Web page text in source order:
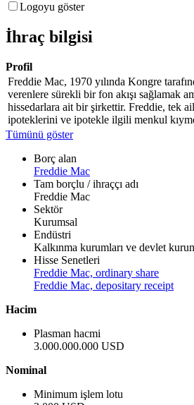
Logoyu göster
İhraç bilgisi
Profil
Freddie Mac, 1970 yılında Kongre
verenlere sürekli bir fon akışı sağlamak
hissedarlara ait bir şirkettir. Freddie, tek
ipoteklerini ve ipotekle ilgili menkul
Tümünü göster
Borç alan
Freddie Mac
Tam borçlu / ihraççı adı
Freddie Mac
Sektör
Kurumsal
Endüstri
Kalkınma kurumları ve devlet
Hisse Senetleri
Freddie Mac, ordinary share
Freddie Mac, depositary receipt
Hacim
Plasman hacmi
3.000.000.000 USD
Nominal
Minimum işlem lotu